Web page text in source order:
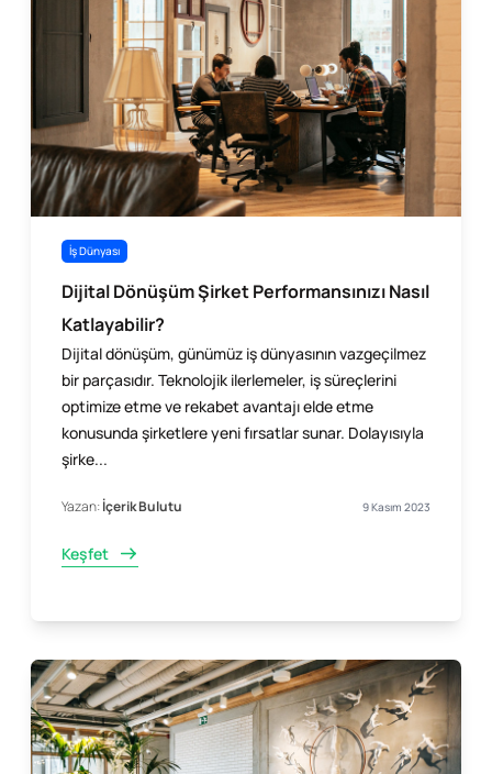
İş Dünyası
Dijital Dönüşüm Şirket Performansınızı Nasıl
Katlayabilir?
Dijital dönüşüm, günümüz iş dünyasının vazgeçilmez
bir parçasıdır. Teknolojik ilerlemeler, iş süreçlerini
optimize etme ve rekabet avantajı elde etme
konusunda şirketlere yeni fırsatlar sunar. Dolayısıyla
şirke...
Yazan:İçerik Bulutu 9 Kasım 2023
Keşfet